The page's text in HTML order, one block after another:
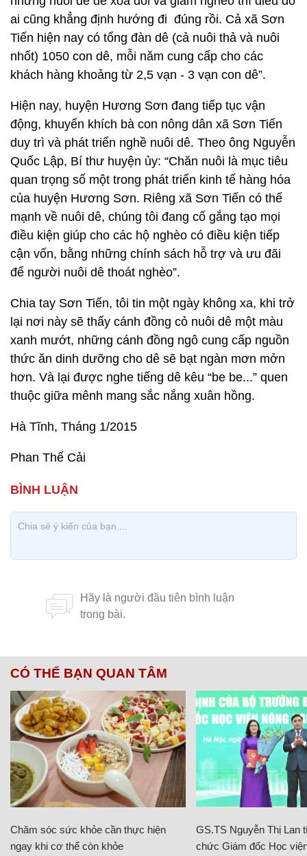
ai cũng khẳng định hướng đi đúng rồi. Cả xã Sơn
Tiến hiện nay có tổng đàn dê (cả nuôi thả và nuôi
nhốt) 1050 con dê, mỗi năm cung cấp cho các
khách hàng khoảng từ 2,5 vạn - 3 vạn con dê”.
Hiện nay, huyện Hương Sơn đang tiếp tục vận
động, khuyến khích bà con nông dân xã Sơn Tiến
duy trì và phát triển nghề nuôi dê. Theo ông Nguyễn
Quốc Lập, Bí thư huyện ủy: “Chăn nuôi là mục tiêu
quan trọng số một trong phát triển kinh tế hàng hóa
của huyện Hương Sơn. Riêng xã Sơn Tiến có thế
mạnh về nuôi dê, chúng tôi đang cố gắng tạo mọi
điều kiện giúp cho các hộ nghèo có điều kiện tiếp
cận vốn, bằng những chính sách hỗ trợ và ưu đãi
để người nuôi dê thoát nghèo”.
Chia tay Sơn Tiến, tôi tin một ngày không xa, khi trở
lại nơi này sẽ thấy cánh đồng cỏ nuôi dê một màu
xanh mướt, những cánh đồng ngô cung cấp nguồn
thức ăn dinh dưỡng cho dê sẽ bạt ngàn mơn mởn
hơn. Và lại được nghe tiếng dê kêu “be be...” quen
thuộc giữa mênh mang sắc nắng xuân hồng.
Hà Tĩnh, Tháng 1/2015
Phan Thế Cải
CÓ THỂ BẠN QUAN TÂM
Chăm sóc sức khỏe cần thực hiện
ngay khi cơ thể còn khỏe
GS.TS Nguyễn Thị Lan
chức Giám đốc Học